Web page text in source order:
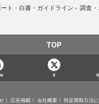
ト・白書・ガイドライン › 調査
TOP
X
広告掲載 会社概要
特定商取引法